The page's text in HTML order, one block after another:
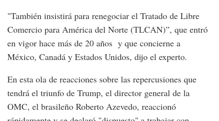
"También insistirá para renegociar el Tratado de Libre
Comercio para América del Norte (TLCAN)”, que entró
en vigor hace más de 20 años y que concierne a
México, Canadá y Estados Unidos, dijo el experto.
En esta ola de reacciones sobre las repercusiones que
tendrá el triunfo de Trump, el director general de la
OMC, el brasileño Roberto Azevedo, reaccionó